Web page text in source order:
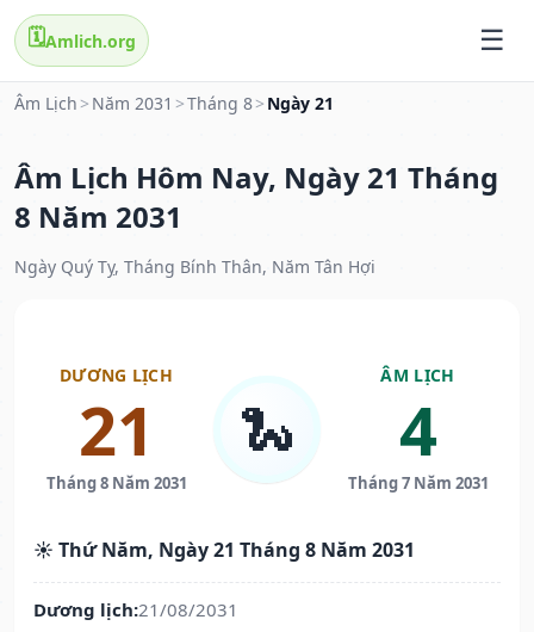
🗓️Amlich.org
Âm Lịch > Năm 2031 >Tháng 8> Ngày 21
Âm Lịch Hôm Nay, Ngày 21 Tháng
8 Năm 2031
Ngày Quý Tỵ, Tháng Bính Thân, Năm Tân Hợi
DƯƠNG LỊCH
21
Tháng 8 Năm 2031
🐍
ÂM LỊCH
4
Tháng 7 Năm 2031
☀️ Thứ Năm, Ngày 21 Tháng 8 Năm 2031
Dương lịch:21/08/2031